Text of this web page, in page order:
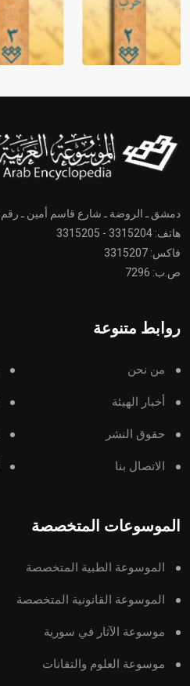
دمشق ـ الروضة ـ شارع قاسم أمين ـ رقم 39
هاتف: 3315204 - 3315205
فاكس: 3315207
ص.ب: 7296
روابط متنوعة
من نحن
أخبار الهيئة
حقوق النشر
الاتصال بنا
الموسوعات المتخصصة
الموسوعة الطبية المتخصصة
الموسوعة القانونية المتخصصة
موسوعة الآثار في سورية
موسوعة العلوم والتقانات